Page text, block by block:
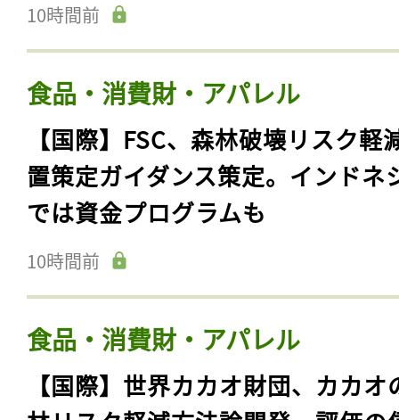
10時間前
食品・消費財・アパレル
【国際】FSC、森林破壊リスク軽
置策定ガイダンス策定。インドネ
では資金プログラムも
10時間前
食品・消費財・アパレル
【国際】世界カカオ財団、カカオ